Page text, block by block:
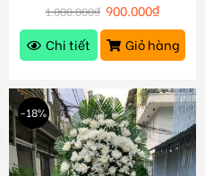
1.000.000₫ 900.000₫
Chi tiết
Giỏ hàng
-18%